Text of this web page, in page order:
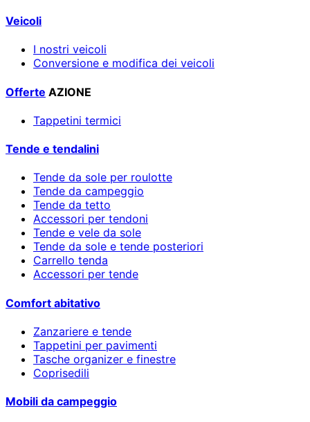
Veicoli
I nostri veicoli
Conversione e modifica dei veicoli
Offerte AZIONE
Tappetini termici
Tende e tendalini
Tende da sole per roulotte
Tende da campeggio
Tende da tetto
Accessori per tendoni
Tende e vele da sole
Tende da sole e tende posteriori
Carrello tenda
Accessori per tende
Comfort abitativo
Zanzariere e tende
Tappetini per pavimenti
Tasche organizer e finestre
Coprisedili
Mobili da campeggio